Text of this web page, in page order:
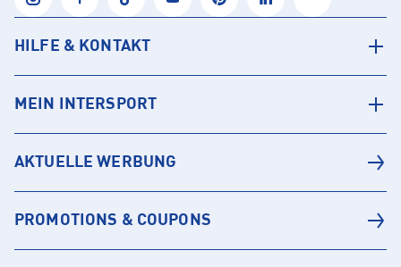
HILFE & KONTAKT
MEIN INTERSPORT
AKTUELLE WERBUNG
PROMOTIONS & COUPONS